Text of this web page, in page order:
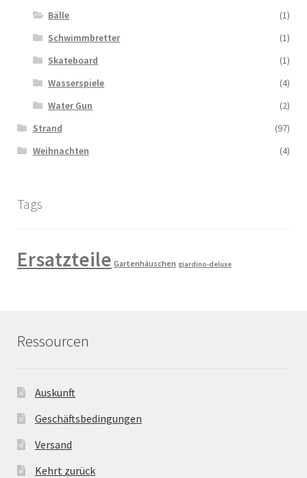
Bälle
(1)
Schwimmbretter
(1)
Skateboard
(1)
Wasserspiele
(4)
Water Gun
(2)
Strand
(97)
Weihnachten
(4)
Tags
Ersatzteile Gartenhäuschen giardino-deluxe
Ressourcen
Auskunft
Geschäftsbedingungen
Versand
Kehrt zurück